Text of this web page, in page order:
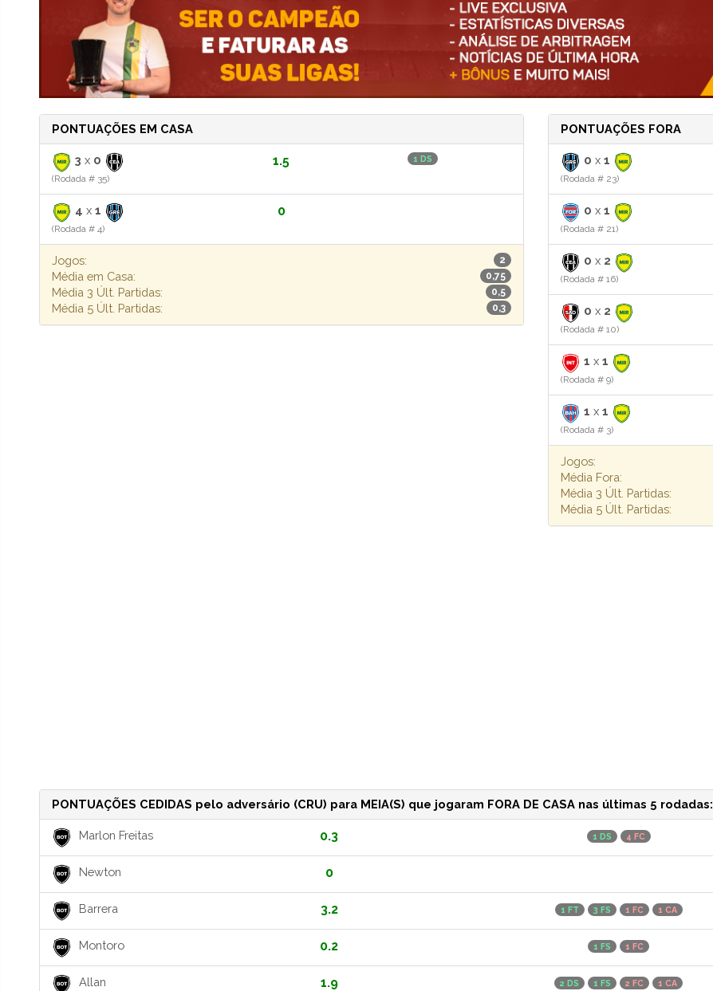
PONTUAÇÕES EM CASA
3 x 0
(Rodada # 35)
1.5 1 DS
4 x 1
(Rodada # 4)
0
Jogos: 2
Média em Casa: 0,75
Média 3 Últ. Partidas: 0,5
Média 5 Últ. Partidas: 0,3
PONTUAÇÕES FORA
0 x 1
(Rodada # 23)
0 x 1
(Rodada # 21)
0 x 2
(Rodada # 16)
0 x 2
(Rodada # 10)
1 x 1
(Rodada # 9)
1 x 1
(Rodada # 3)
Jogos:
Média Fora:
Média 3 Últ. Partidas:
Média 5 Últ. Partidas:
PONTUAÇÕES CEDIDAS pelo adversário (CRU) para MEIA(S) que jogaram FORA DE CASA nas últimas 5 rodadas:
Marlon Freitas 0.3 1 DS 4 FC
Newton 0
Barrera 3.2 1 FT 3 FS 1 FC 1 CA
Montoro 0.2 1 FS 1 FC
Allan 1.9 2 DS 1 FS 2 FC 1 CA